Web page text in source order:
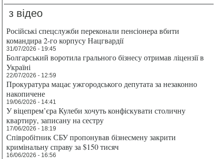
з відео
Російські спецслужби переконали пенсіонера вбити
командира 2-го корпусу Нацгвардії
31/07/2026 - 19:45
Болгарський воротила грального бізнесу отримав ліцензії в
Україні
22/07/2026 - 12:59
Прокуратура мацає ужгородського депутата за незаконно
накопичене
19/06/2026 - 14:41
У віцепрем’єра Кулеби хочуть конфіскувати столичну
квартиру, записану на сестру
17/06/2026 - 18:19
Співробітник СБУ пропонував бізнесмену закрити
кримінальну справу за $150 тисяч
16/06/2026 - 16:56